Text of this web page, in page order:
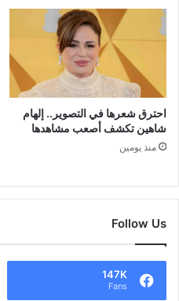
احترق شعرها في التصوير.. إلهام
شاهين تكشف أصعب مشاهدها
منذ يومين
Follow Us
147K
Fans